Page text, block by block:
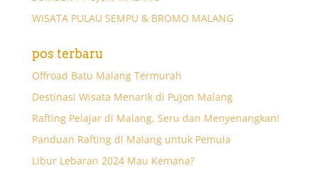
WISATA PULAU SEMPU & BROMO MALANG
pos terbaru
Offroad Batu Malang Termurah
Destinasi Wisata Menarik di Pujon Malang
Rafting Pelajar di Malang, Seru dan Menyenangkan!
Panduan Rafting di Malang untuk Pemula
Libur Lebaran 2024 Mau Kemana?